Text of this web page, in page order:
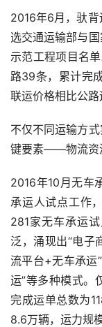
2016年6月，驮
选交通运输部与
示范工程项目名
路39条，累计完
联运价格相比公
不仅不同运输方
键要素——物流资
2016年10 月无车
承运人试点工作
281家无车承运
泛，涌现出“电子
流平台+无车承运
运”等多种模式。
完成运单总数为
8.6万辆，运力规